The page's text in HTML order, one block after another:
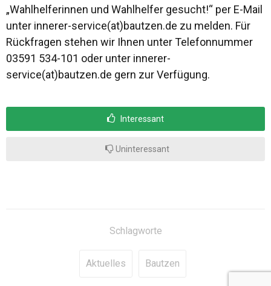
„Wahlhelferinnen und Wahlhelfer gesucht!“ per E-Mail
unter innerer-service(at)bautzen.de zu melden. Für
Rückfragen stehen wir Ihnen unter Telefonnummer
03591 534-101 oder unter innerer-
service(at)bautzen.de gern zur Verfügung.
Interessant
Uninteressant
Schlagworte
Aktuelles Bautzen